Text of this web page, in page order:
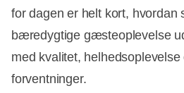
for dagen er helt kort, hvordan
bæredygtige gæsteoplevelse
med kvalitet,
forventninger.